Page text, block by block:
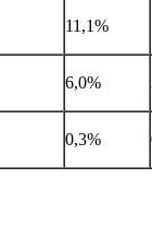
11,1%
6,0%
0,3%